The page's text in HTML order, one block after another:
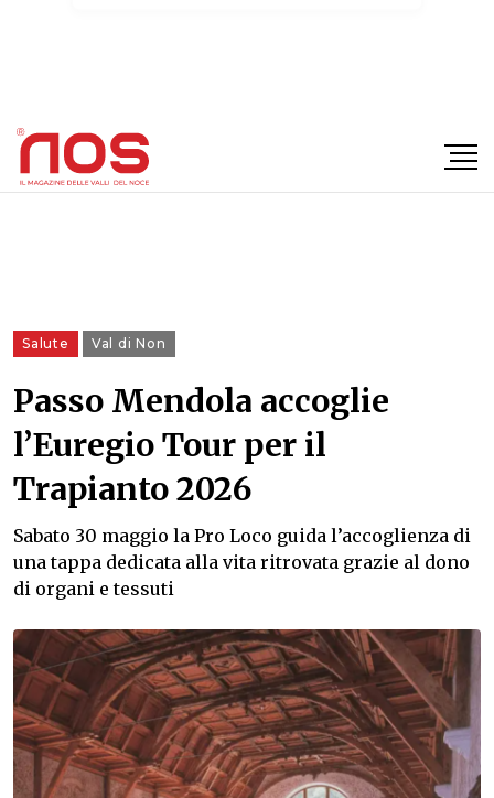
Salute Val di Non
Passo Mendola accoglie
l’Euregio Tour per il
Trapianto 2026
Sabato 30 maggio la Pro Loco guida l’accoglienza di
una tappa dedicata alla vita ritrovata grazie al dono
di organi e tessuti